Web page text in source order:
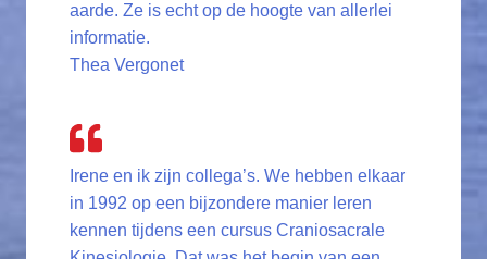
aarde. Ze is echt op de hoogte van allerlei
informatie.
Thea Vergonet
Irene en ik zijn collega’s. We hebben elkaar
in 1992 op een bijzondere manier leren
kennen tijdens een cursus Craniosacrale